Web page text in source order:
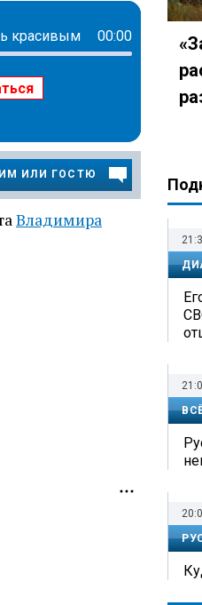
красивым 00:00
ИЛИ ГОСТЮ
Владимира